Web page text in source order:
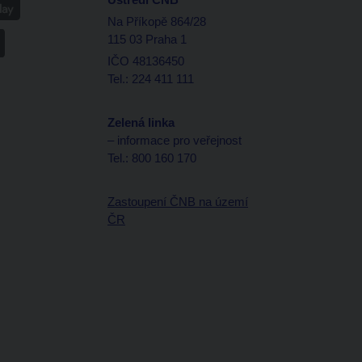
Na Příkopě 864/28
115 03 Praha 1
IČO 48136450
Tel.: 224 411 111
Zelená linka
– informace pro veřejnost
Tel.: 800 160 170
Zastoupení ČNB na území
ČR